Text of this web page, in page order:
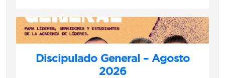
Discipulado General – Agosto
2026